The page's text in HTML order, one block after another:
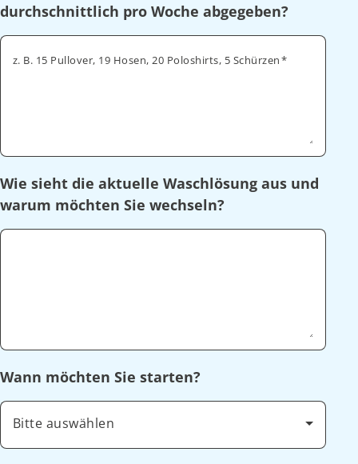
durchschnittlich pro Woche abgegeben?
z. B. 15 Pullover, 19 Hosen, 20 Poloshirts, 5 Schürzen
Wie sieht die aktuelle Waschlösung aus und
warum möchten Sie wechseln?
Wann möchten Sie starten?
Bitte auswählen